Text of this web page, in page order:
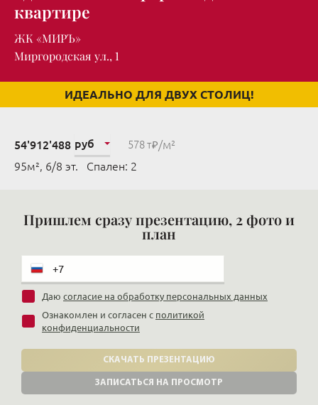
квартире
ЖК «МИРЪ»
Миргородская ул., 1
ИДЕАЛЬНО ДЛЯ ДВУХ СТОЛИЦ!
54'912'488 руб 578 т₽/м²
95м², 6/8 эт. Cпален: 2
Пришлем сразу презентацию, 2 фото и
план
Даю согласие на обработку персональных данных
Ознакомлен и согласен с политикой
конфиденциальности
СКАЧАТЬ ПРЕЗЕНТАЦИЮ
ЗАПИСАТЬСЯ НА ПРОСМОТР